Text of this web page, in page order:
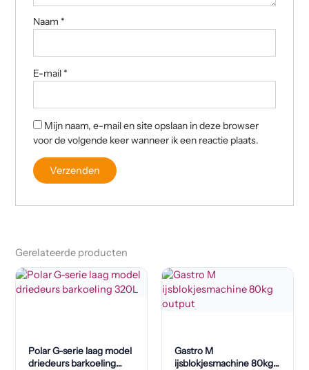
Naam *
E-mail *
Mijn naam, e-mail en site opslaan in deze browser
voor de volgende keer wanneer ik een reactie plaats.
Gerelateerde producten
Polar G-serie laag model
driedeurs barkoeling
Gastro M
ijsblokjesmachine 80kg